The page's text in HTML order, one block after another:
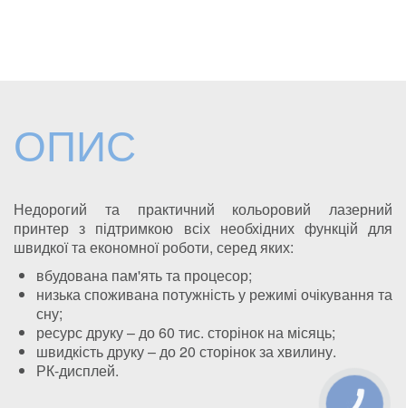
ОПИС
Недорогий та практичний кольоровий лазерний
принтер з підтримкою всіх необхідних функцій для
швидкої та економної роботи, серед яких:
вбудована пам'ять та процесор;
низька споживана потужність у режимі очікування та
сну;
ресурс друку – до 60 тис. сторінок на місяць;
швидкість друку – до 20 сторінок за хвилину.
РК-дисплей.
КНОПКА